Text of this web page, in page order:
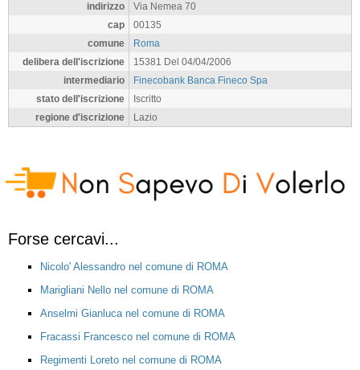
indirizzo
Via Nemea 70
cap
00135
comune
Roma
delibera dell'iscrizione
15381 Del 04/04/2006
intermediario
Finecobank Banca Fineco Spa
stato dell'iscrizione
Iscritto
regione d'iscrizione
Lazio
Forse cercavi...
Nicolo' Alessandro nel comune di ROMA
Marigliani Nello nel comune di ROMA
Anselmi Gianluca nel comune di ROMA
Fracassi Francesco nel comune di ROMA
Regimenti Loreto nel comune di ROMA